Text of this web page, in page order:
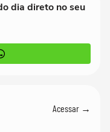
dia direto no seu
Acessar →